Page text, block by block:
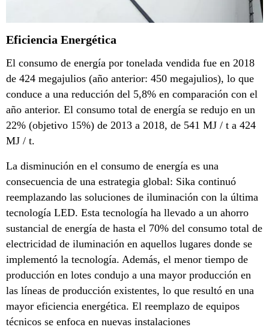
Eficiencia Energética
El consumo de energía por tonelada vendida fue en 2018
de 424 megajulios (año anterior: 450 megajulios), lo que
conduce a una reducción del 5,8% en comparación con el
año anterior. El consumo total de energía se redujo en un
22% (objetivo 15%) de 2013 a 2018, de 541 MJ / t a 424
MJ / t.
La disminución en el consumo de energía es una
consecuencia de una estrategia global: Sika continuó
reemplazando las soluciones de iluminación con la última
tecnología LED. Esta tecnología ha llevado a un ahorro
sustancial de energía de hasta el 70% del consumo total de
electricidad de iluminación en aquellos lugares donde se
implementó la tecnología. Además, el menor tiempo de
producción en lotes condujo a una mayor producción en
las líneas de producción existentes, lo que resultó en una
mayor eficiencia energética. El reemplazo de equipos
técnicos se enfoca en nuevas instalaciones